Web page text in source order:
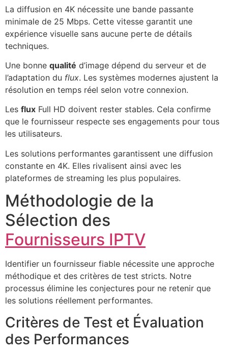
La diffusion en 4K nécessite une bande passante
minimale de 25 Mbps. Cette vitesse garantit une
expérience visuelle sans aucune perte de détails
techniques.
Une bonne qualité d’image dépend du serveur et de
l’adaptation du flux. Les systèmes modernes ajustent la
résolution en temps réel selon votre connexion.
Les flux Full HD doivent rester stables. Cela confirme
que le fournisseur respecte ses engagements pour tous
les utilisateurs.
Les solutions performantes garantissent une diffusion
constante en 4K. Elles rivalisent ainsi avec les
plateformes de streaming les plus populaires.
Méthodologie de la
Sélection des
Fournisseurs IPTV
Identifier un fournisseur fiable nécessite une approche
méthodique et des critères de test stricts. Notre
processus élimine les conjectures pour ne retenir que
les solutions réellement performantes.
Critères de Test et Évaluation
des Performances